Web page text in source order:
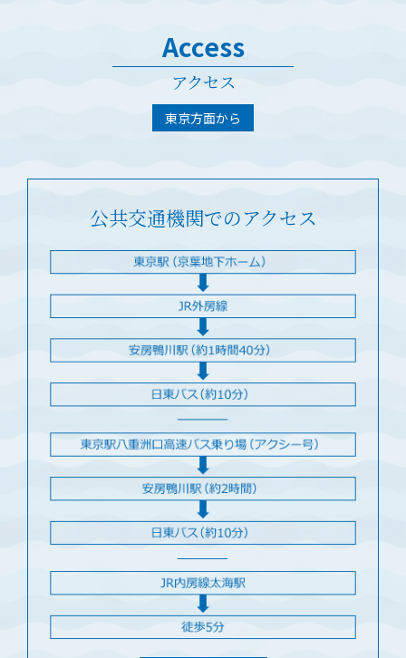
Access
アクセス
東京方面から
公共交通機関でのアクセス